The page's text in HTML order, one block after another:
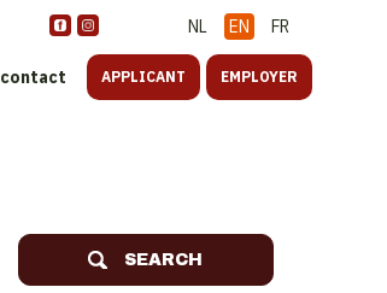
NL EN FR
contact APPLICANT EMPLOYER
SEARCH